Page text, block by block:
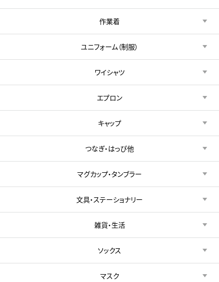
作業着
ユニフォーム（制服）
ワイシャツ
エプロン
キャップ
つなぎ・はっぴ他
マグカップ・タンブラー
文具・ステーショナリー
雑貨・生活
ソックス
マスク